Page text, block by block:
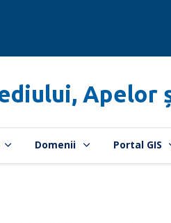
Apelor
Domenii Portal GIS